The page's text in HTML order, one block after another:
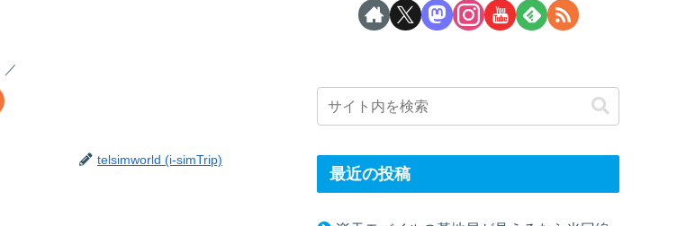
telsimworld (i-simTrip)
最近の投稿